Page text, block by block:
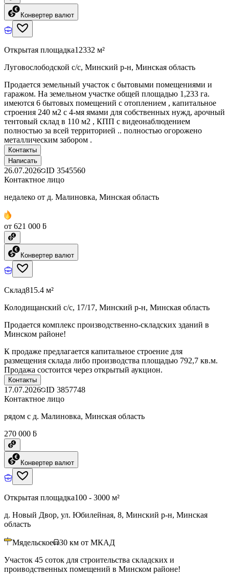
Конвертер валют
Открытая площадка12332 м²
Луговослободской с/с, Минский р-н, Минская область
Продается земельный участок с бытовыми помещениями и
гаражом. На земельном участке общей площадью 1,233 га.
имеются 6 бытовых помещений с отоплением , капитальное
строения 240 м2 с 4-мя ямами для собственных нужд, арочный
тентовый склад в 110 м2 , КПП с видеонаблюдением
полностью за всей территорией .. полностью огорожено
металлическим забором .
Контакты
Написать
26.07.2026 ID 3545560
Контактное лицо
недалеко от д. Малиновка, Минская область
от 621 000 ƃ
Конвертер валют
Склад815.4 м²
Колодищанский с/с, 17/17, Минский р-н, Минская область
Продается комплекс производственно-складских зданий в
Минском районе!
К продаже предлагается капитальное строение для
размещения склада либо производства площадью 792,7 кв.м.
Продажа состоится через открытый аукцион.
Контакты
17.07.2026 ID 3857748
Контактное лицо
рядом с д. Малиновка, Минская область
270 000 ƃ
Конвертер валют
Открытая площадка100 - 3000 м²
д. Новый Двор, ул. Юбилейная, 8, Минский р-н, Минская
область
Мядельское 30 км от МКАД
Участок 45 соток для строительства складских и
проиводственных помещений в Минском районе!